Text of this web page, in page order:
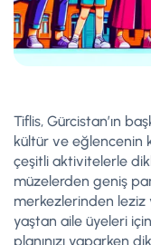
Tiflis, Gürcistan’ın
kültür ve eğlencenin
çeşitli aktivitelerle
müzelerden geniş
merkezlerinden
yaştan aile üyeleri
planınızı yaparken